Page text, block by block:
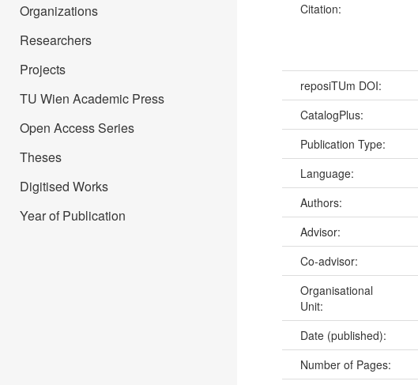
Organizations
Researchers
Projects
TU Wien Academic Press
Open Access Series
Theses
Digitised Works
Year of Publication
Citation:
reposiTUm DOI:
CatalogPlus:
Publication Type:
Language:
Authors:
Advisor:
Co-advisor:
Organisational
Unit:
Date (published):
Number of Pages: